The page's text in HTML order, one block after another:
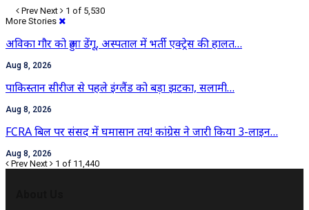
Prev Next
1 of 5,530
More Stories
अविका गौर को हुआ डेंगू, अस्पताल में भर्ती एक्ट्रेस की हालत…
Aug 8, 2026
पाकिस्तान सीरीज से पहले इंग्लैंड को बड़ा झटका, सलामी…
Aug 8, 2026
FCRA बिल पर संसद में घमासान तय! कांग्रेस ने जारी किया 3-लाइन…
Aug 8, 2026
Prev Next 1 of 11,440